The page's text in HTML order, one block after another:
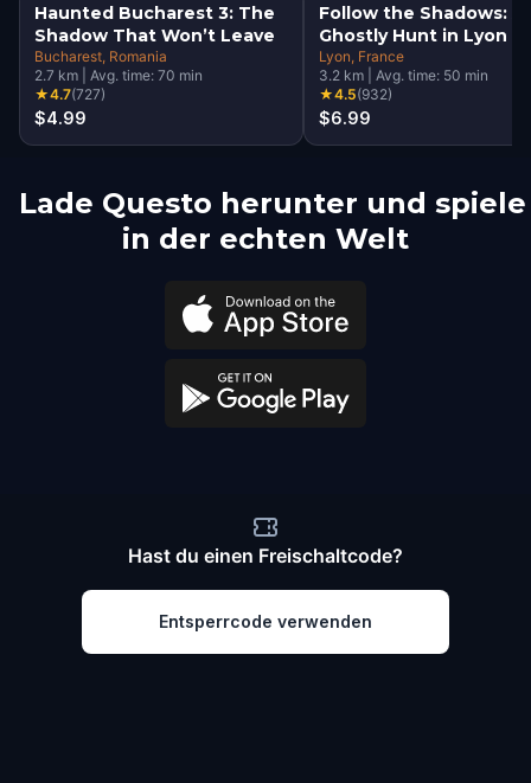
Haunted Bucharest 3: The
Shadow That Won’t Leave
Bucharest , Romania
2.7 km Avg. time: 70 min
★4.7(727)
$4.99
Follow the Shadows: A
Ghostly Hunt in Lyon
Lyon , France
3.2 km Avg. time: 50 min
★4.5(932)
$6.99
Lade Questo herunter und spiele
in der echten Welt
Hast du einen Freischaltcode?
Entsperrcode verwenden